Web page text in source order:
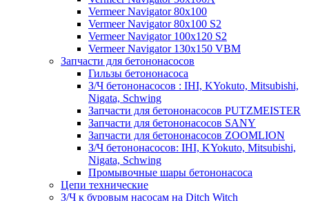
Vermeer Navigator 80x100
Vermeer Navigator 80x100 S2
Vermeer Navigator 100x120 S2
Vermeer Navigator 130x150 VBM
Запчасти для бетононасосов
Гильзы бетононасоса
З/Ч бетононасосов : IHI, KYokuto, Mitsubishi,
Nigata, Schwing
Запчасти для бетононасосов PUTZMEISTER
Запчасти для бетононасосов SANY
Запчасти для бетононасосов ZOOMLION
З/Ч бетононасосов: IHI, KYokuto, Mitsubishi,
Nigata, Schwing
Промывочные шары бетононасоса
Цепи технические
З/Ч к буровым насосам на Ditch Witch